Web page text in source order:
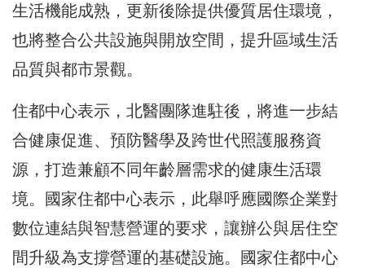
生活機能成熟，更新後除提供優質居住環境，
也將整合公共設施與開放空間，提升區域生活
品質與都市景觀。
住都中心表示，北醫團隊進駐後，將進一步結
合健康促進、預防醫學及跨世代照護服務資
源，打造兼顧不同年齡層需求的健康生活環
境。國家住都中心表示，此舉呼應國際企業對
數位連結與智慧營運的要求，讓辦公與居住空
間升級為支撐營運的基礎設施。國家住都中心